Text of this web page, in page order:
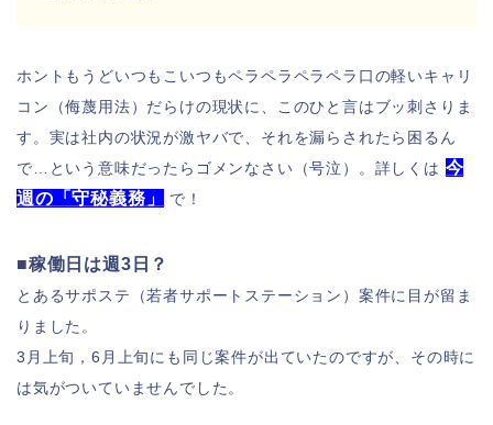
ホントもうどいつもこいつもペラペラペラペラ口の軽いキャリ
コン（侮蔑用法）だらけの現状に、このひと言はブッ刺さりま
す。実は社内の状況が激ヤバで、それを漏らされたら困るん
で…という意味だったらゴメンなさい（号泣）。詳しくは 今
週の「守秘義務」
で！
■稼働日は週3日？
とあるサポステ（若者サポートステーション）案件に目が留ま
りました。
3月上旬，6月上旬にも同じ案件が出ていたのですが、その時に
は気がついていませんでした。